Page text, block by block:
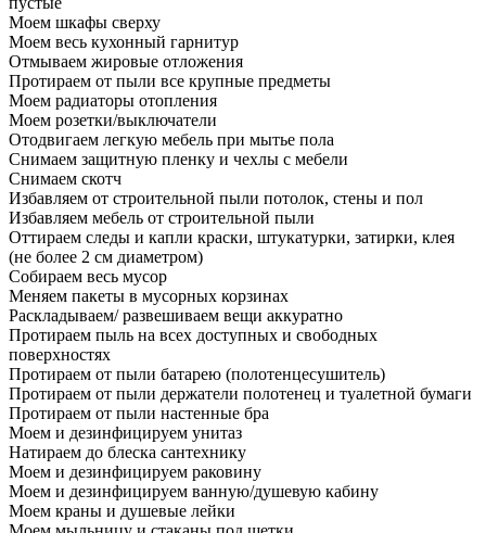
Моем шкафы сверху
Моем весь кухонный гарнитур
Отмываем жировые отложения
Протираем от пыли все крупные предметы
Моем радиаторы отопления
Моем розетки/выключатели
Отодвигаем легкую мебель при мытье пола
Снимаем защитную пленку и чехлы с мебели
Снимаем скотч
Избавляем от строительной пыли потолок, стены и пол
Избавляем мебель от строительной пыли
Оттираем следы и капли краски, штукатурки, затирки, клея
(не более 2 см диаметром)
Собираем весь мусор
Меняем пакеты в мусорных корзинах
Раскладываем/ развешиваем вещи аккуратно
Протираем пыль на всех доступных и свободных
поверхностях
Протираем от пыли батарею (полотенцесушитель)
Протираем от пыли держатели полотенец и туалетной бумаги
Протираем от пыли настенные бра
Моем и дезинфицируем унитаз
Натираем до блеска сантехнику
Моем и дезинфицируем раковину
Моем и дезинфицируем ванную/душевую кабину
Моем краны и душевые лейки